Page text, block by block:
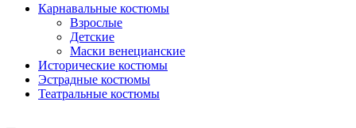
Карнавальные костюмы
Взрослые
Детские
Маски венецианские
Исторические костюмы
Эстрадные костюмы
Театральные костюмы